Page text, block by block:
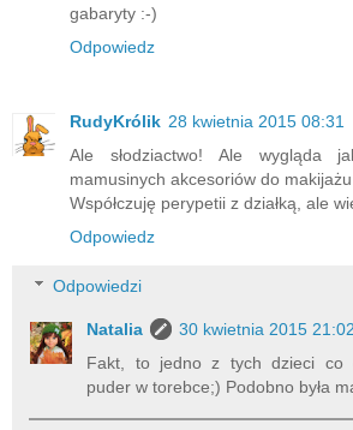
gabaryty :-)
Odpowiedz
RudyKrólik 28 kwietnia 2015 08:31
Ale słodziactwo! Ale wygląda
mamusinych akcesoriów do
Współczuję perypetii z działką, ale
Odpowiedz
Odpowiedzi
Natalia
30 kwietnia 2015 21:02
Fakt, to jedno z tych dzieci co
puder w torebce;) Podobno była